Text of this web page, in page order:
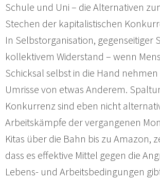
Schule und Uni – die Alternativen
Stechen der kapitalistischen
In Selbstorganisation, gegenseitiger
kollektivem Widerstand – wenn
Schicksal selbst in die Hand
Umrisse von etwas Anderem.
Konkurrenz sind eben nicht
Arbeitskämpfe der vergangenen
Kitas über die Bahn bis zu Amazon,
dass es effektive Mittel gegen die
Lebens- und Arbeitsbedingungen